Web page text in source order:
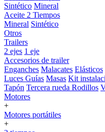
Sintético Mineral
Aceite 2 Tiempos
Mineral Sintético
Otros
Trailers
2 ejes 1 eje
Accesorios de trailer
Enganches Malacates Elásticos
Luces Guías Masas Kit
Tapón Tercera rueda Rodillos
Motores
+
Motores portátiles
+